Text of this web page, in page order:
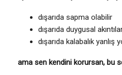
dışarıda sapma olabilir
dışarıda duygusal
dışarıda kalabalık yanlış
ama sen kendini korursan, bu